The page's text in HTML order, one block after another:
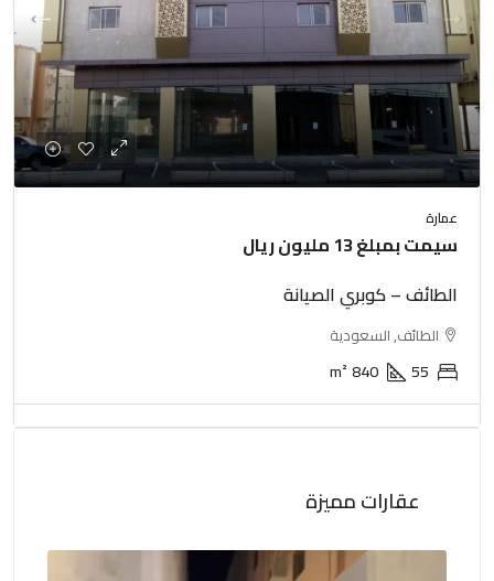
عمارة
سيمت بمبلغ 13 مليون ريال
الطائف – كوبري الصيانة
الطائف, السعودية
55
840
m²
عقارات مميزة